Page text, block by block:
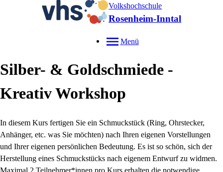
Volkshochschule
Rosenheim-Inntal
Menü
Silber- & Goldschmiede -
Kreativ Workshop
In diesem Kurs fertigen Sie ein Schmuckstück (Ring, Ohrstecker,
Anhänger, etc. was Sie möchten) nach Ihren eigenen Vorstellungen
und Ihrer eigenen persönlichen Bedeutung. Es ist so schön, sich der
Herstellung eines Schmuckstücks nach eigenem Entwurf zu widmen.
Maximal 2 Teilnehmer*innen pro Kurs erhalten die notwendige